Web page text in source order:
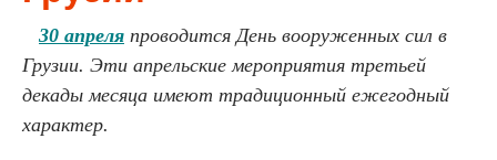
30 апреля проводится День вооруженных сил в
Грузии. Эти апрельские мероприятия третьей
декады месяца имеют традиционный ежегодный
характер.